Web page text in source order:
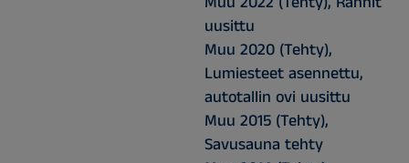
uusittu
Muu 2020 (Tehty),
Lumiesteet asennettu,
autotallin ovi uusittu
Muu 2015 (Tehty),
Savusauna tehty